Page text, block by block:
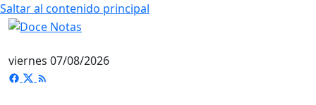
Saltar al contenido principal
viernes 07/08/2026